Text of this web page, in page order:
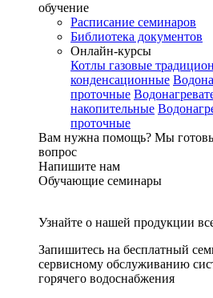
обучение
Расписание семинаров
Библиотека документов
Онлайн-курсы
Котлы газовые
конденсационные
проточные
накопительные
проточные
Вам нужна помощь? Мы
вопрос
Напишите нам
Обучающие семинары
Узнайте о нашей продукции
Запишитесь на бесплатный
сервисному обслуживанию
горячего водоснабжения